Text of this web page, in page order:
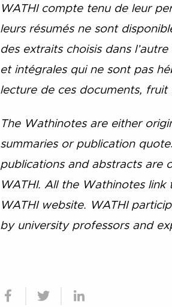
WATHI compte tenu de leur
leurs résumés ne sont
des extraits choisis dans
et intégrales qui ne sont pas
lecture de ces documents, fruit
The Wathinotes are either
summaries or publication
publications and abstracts are
WATHI. All the Wathinotes
WATHI website. WATHI
by university professors and